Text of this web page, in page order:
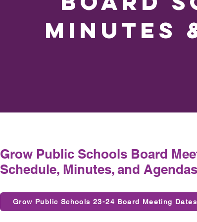
Minutes
Grow Public Schools Board
Schedule, Minutes, and Agendas
Grow Public Schools 23-24 Board Meeting Dates